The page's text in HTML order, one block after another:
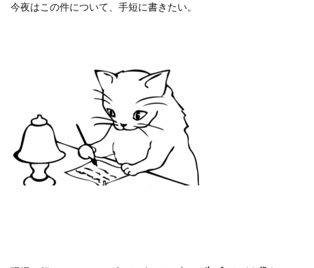
今夜はこの件について、手短に書きたい。